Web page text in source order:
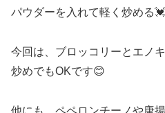
パウダーを入れて軽く炒める💓
今回は、ブロッコリーとエノ
炒めでもOKです😊
他にも、ペペロンチーノや唐